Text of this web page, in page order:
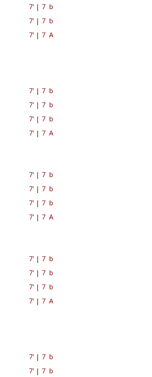
7'| 7 b
7'| 7 b
7'| 7 A
7'| 7 b
7'| 7 b
7'| 7 b
7'| 7 A
7'| 7 b
7'| 7 b
7'| 7 b
7'| 7 A
7'| 7 b
7'| 7 b
7'| 7 b
7'| 7 A
7'| 7 b
7'| 7 b